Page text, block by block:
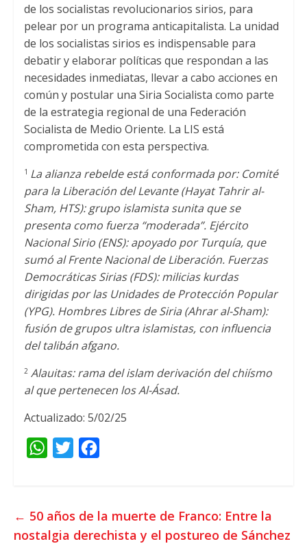
de los socialistas revolucionarios sirios, para
pelear por un programa anticapitalista. La unidad
de los socialistas sirios es indispensable para
debatir y elaborar políticas que respondan a las
necesidades inmediatas, llevar a cabo acciones en
común y postular una Siria Socialista como parte
de la estrategia regional de una Federación
Socialista de Medio Oriente. La LIS está
comprometida con esta perspectiva.
1 La alianza rebelde está conformada por: Comité
para la Liberación del Levante (Hayat Tahrir al-
Sham, HTS): grupo islamista sunita que se
presenta como fuerza “moderada”. Ejército
Nacional Sirio (ENS): apoyado por Turquía, que
sumó al Frente Nacional de Liberación. Fuerzas
Democráticas Sirias (FDS): milicias kurdas
dirigidas por las Unidades de Protección Popular
(YPG). Hombres Libres de Siria (Ahrar al-Sham):
fusión de grupos ultra islamistas, con influencia
del talibán afgano.
2 Alauitas: rama del islam derivación del chiísmo
al que pertenecen los Al-Ásad.
Actualizado: 5/02/25
W
s
t
e
b
← 50 años de la muerte de Franco: Entre la
nostalgia derechista y el postureo de Sánchez